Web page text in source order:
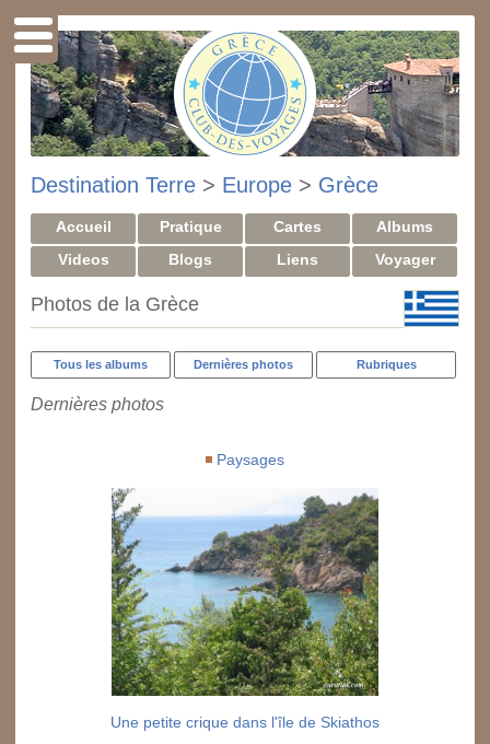
Destination Terre > Europe > Grèce
Accueil Pratique Cartes
Albums
Videos
Blogs Liens Voyager
Photos de la Grèce
Tous les albums Dernières photos Rubriques
Dernières photos
Paysages
Une petite crique dans l'île de Skiathos